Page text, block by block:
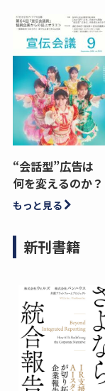
“会話型”広告は
何を変えるのか？
もっと見る
新刊書籍